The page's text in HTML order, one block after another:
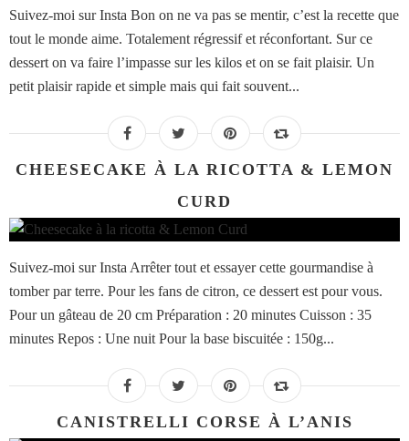
Suivez-moi sur Insta Bon on ne va pas se mentir, c’est la recette que
tout le monde aime. Totalement régressif et réconfortant. Sur ce
dessert on va faire l’impasse sur les kilos et on se fait plaisir. Un
petit plaisir rapide et simple mais qui fait souvent...
CHEESECAKE À LA RICOTTA & LEMON
CURD
Suivez-moi sur Insta Arrêter tout et essayer cette gourmandise à
tomber par terre. Pour les fans de citron, ce dessert est pour vous.
Pour un gâteau de 20 cm Préparation : 20 minutes Cuisson : 35
minutes Repos : Une nuit Pour la base biscuitée : 150g...
CANISTRELLI CORSE À L’ANIS